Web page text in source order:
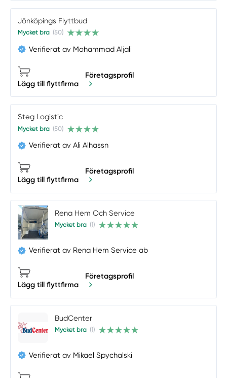
Jönköpings Flyttbud
Mycket bra (50)
Verifierat av Mohammad Aljali
Lägg till flyttfirma
Företagsprofil
Steg Logistic
Mycket bra (50)
Verifierat av Ali Alhassn
Lägg till flyttfirma
Företagsprofil
Rena Hem Och Service
Mycket bra (1)
Verifierat av Rena Hem Service ab
Lägg till flyttfirma
Företagsprofil
BudCenter
Mycket bra (1)
Verifierat av Mikael Spychalski